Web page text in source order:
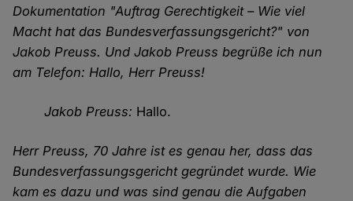
Dokumentation "Auftrag Gerechtigkeit – Wie viel
Macht hat das Bundesverfassungsgericht?" von
Jakob Preuss. Und Jakob Preuss begrüße ich nun
am Telefon: Hallo, Herr Preuss!
Jakob Preuss: Hallo.
Herr Preuss, 70 Jahre ist es genau her, dass das
Bundesverfassungsgericht gegründet wurde. Wie
kam es dazu und was sind genau die Aufgaben